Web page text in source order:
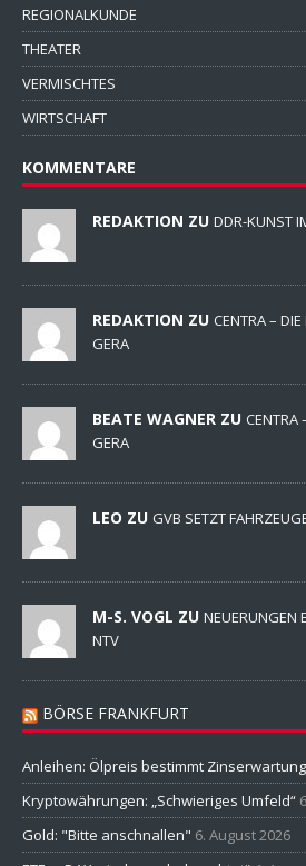
REGIONALKUNDE
THEATER
VERMISCHTES
WIRTSCHAFT
KOMMENTARE
REDAKTION ZU DDR-KUNST
REDAKTION ZU CENTRA –
GERA
BEATE WAGNER ZU CENTRA
GERA
LEO ZU GVB SETZT
M-S. VOGL ZU NEUERUNGEN
NTV
BÖRSE FRANKFURT
Anleihen: Ölpreis bestimmt
Kryptowährungen: „Schwieriges Umfeld“
Gold: "Bitte anschnallen" 6. August 2026